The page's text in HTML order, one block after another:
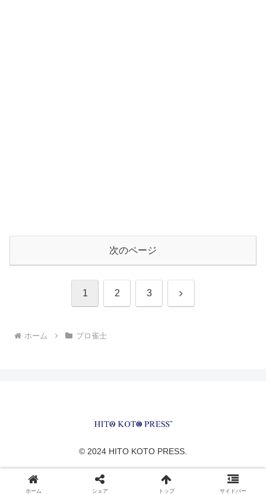
次のページ
1 2 3 次
ホーム プロ雀士
© 2024 HITO KOTO PRESS.
ホーム シェア トップ サイドバー